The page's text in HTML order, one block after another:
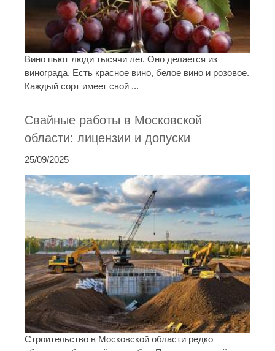
Вино пьют люди тысячи лет. Оно делается из
винограда. Есть красное вино, белое вино и розовое.
Каждый сорт имеет свой ...
Свайные работы в Московской
области: лицензии и допуски
25/09/2025
Строительство в Московской области редко